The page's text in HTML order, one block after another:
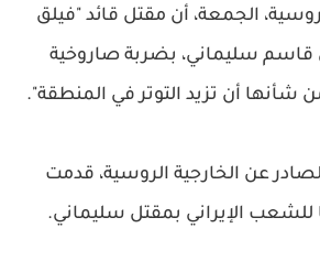
الجمعة، أن مقتل قائد "فيلق
قاسم سليماني، بضربة صاروخية
شأنها أن تزيد التوتر في المنطقة".
عن الخارجية الروسية، قدمت
الإيراني بمقتل سليماني.